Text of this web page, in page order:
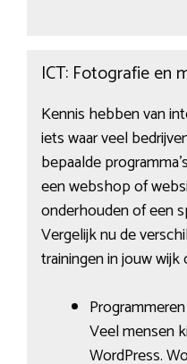
ICT: Fotografie en
Kennis hebben van
iets waar veel
bepaalde
een webshop of
onderhouden of een
Vergelijk nu de
trainingen in jouw wijk
Veel mensen
WordPress.